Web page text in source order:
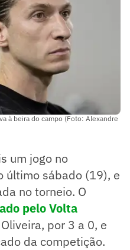
à beira do campo (Foto: Alexandre
um jogo no
último sábado (19), e
no torneio. O
pelo Volta
por 3 a 0, e
da competição.